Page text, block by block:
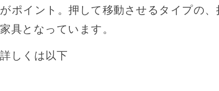
がポイント。押して移動させるタイプの
家具となっています。
詳しくは以下